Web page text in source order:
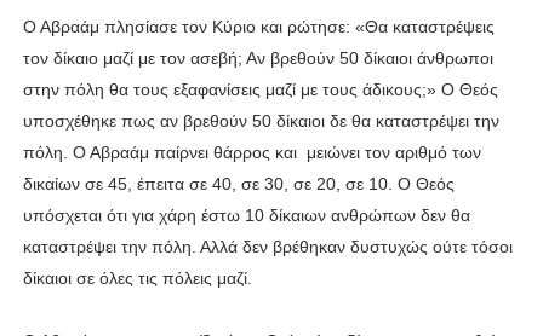
Ο Αβραάμ πλησίασε τον Κύριο και ρώτησε: «Θα καταστρέψεις
τον δίκαιο μαζί με τον ασεβή; Αν βρεθούν 50 δίκαιοι άνθρωποι
στην πόλη θα τους εξαφανίσεις μαζί με τους άδικους;» Ο Θεός
υποσχέθηκε πως αν βρεθούν 50 δίκαιοι δε θα καταστρέψει την
πόλη. Ο Αβραάμ παίρνει θάρρος και μειώνει τον αριθμό των
δικαίων σε 45, έπειτα σε 40, σε 30, σε 20, σε 10. Ο Θεός
υπόσχεται ότι για χάρη έστω 10 δίκαιων ανθρώπων δεν θα
καταστρέψει την πόλη. Αλλά δεν βρέθηκαν δυστυχώς ούτε τόσοι
δίκαιοι σε όλες τις πόλεις μαζί.